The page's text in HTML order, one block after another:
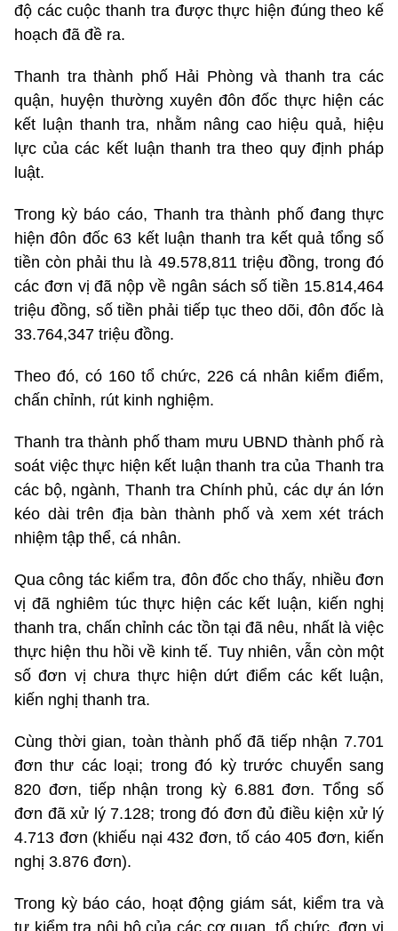
độ các cuộc thanh tra được thực hiện đúng theo kế
hoạch đã đề ra.
Thanh tra thành phố Hải Phòng và thanh tra các
quận, huyện thường xuyên đôn đốc thực hiện các
kết luận thanh tra, nhằm nâng cao hiệu quả, hiệu
lực của các kết luận thanh tra theo quy định pháp
luật.
Trong kỳ báo cáo, Thanh tra thành phố đang thực
hiện đôn đốc 63 kết luận thanh tra kết quả tổng số
tiền còn phải thu là 49.578,811 triệu đồng, trong đó
các đơn vị đã nộp về ngân sách số tiền 15.814,464
triệu đồng, số tiền phải tiếp tục theo dõi, đôn đốc là
33.764,347 triệu đồng.
Theo đó, có 160 tổ chức, 226 cá nhân kiểm điểm,
chấn chỉnh, rút kinh nghiệm.
Thanh tra thành phố tham mưu UBND thành phố rà
soát việc thực hiện kết luận thanh tra của Thanh tra
các bộ, ngành, Thanh tra Chính phủ, các dự án lớn
kéo dài trên địa bàn thành phố và xem xét trách
nhiệm tập thể, cá nhân.
Qua công tác kiểm tra, đôn đốc cho thấy, nhiều đơn
vị đã nghiêm túc thực hiện các kết luận, kiến nghị
thanh tra, chấn chỉnh các tồn tại đã nêu, nhất là việc
thực hiện thu hồi về kinh tế. Tuy nhiên, vẫn còn một
số đơn vị chưa thực hiện dứt điểm các kết luận,
kiến nghị thanh tra.
Cùng thời gian, toàn thành phố đã tiếp nhận 7.701
đơn thư các loại; trong đó kỳ trước chuyển sang
820 đơn, tiếp nhận trong kỳ 6.881 đơn. Tổng số
đơn đã xử lý 7.128; trong đó đơn đủ điều kiện xử lý
4.713 đơn (khiếu nại 432 đơn, tố cáo 405 đơn, kiến
nghị 3.876 đơn).
Trong kỳ báo cáo, hoạt động giám sát, kiểm tra và